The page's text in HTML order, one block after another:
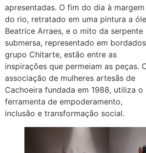
apresentadas. O fim do dia à margem
do rio, retratado em uma pintura a
Beatrice Arraes, e o mito da serpente
submersa, representado em
grupo Chitarte, estão entre as
inspirações que permeiam as peças.
associação de mulheres artesãs de
Cachoeira fundada em 1988, utiliza
ferramenta de empoderamento,
inclusão e transformação social.